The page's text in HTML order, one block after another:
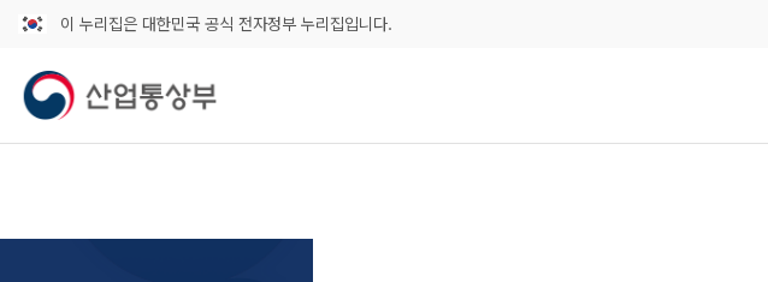
이 누리집은 대한민국 공식 전자정부 누리집입니다.